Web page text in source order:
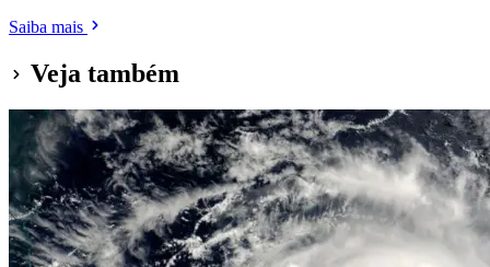
Saiba mais
Veja também